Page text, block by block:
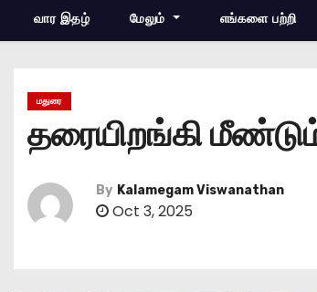
வார இதழ் மேலும் எங்களை பற்றி
மதுரை
தரையிறங்கி
By Kalamegam Viswanathan
Oct 3, 2025